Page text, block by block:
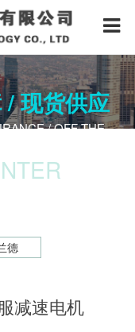
现货供应
/ OFF-THE-
德
减速电机